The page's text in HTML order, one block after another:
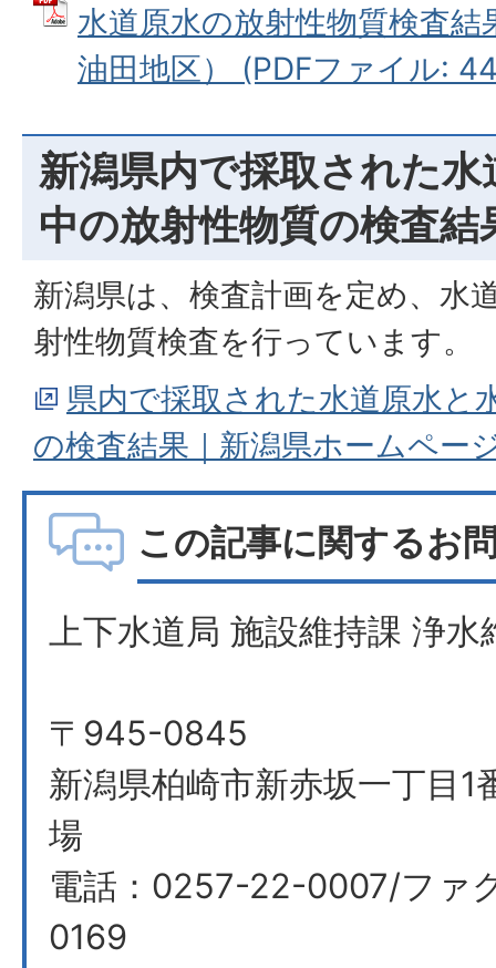
水道原水の放射性物質検査結
油田地区） (PDFファイル:
新潟県内で採取された
中の放射性物質の検査結
新潟県は、検査計画を定め、水
射性物質検査を行っています。
県内で採取された水道原水と
の検査結果｜新潟県ホームペー
この記事に関するお
上下水道局 施設維持課 浄水
〒945-0845
新潟県柏崎市新赤坂一丁目1
場
電話：0257-22-0007/ファ
0169